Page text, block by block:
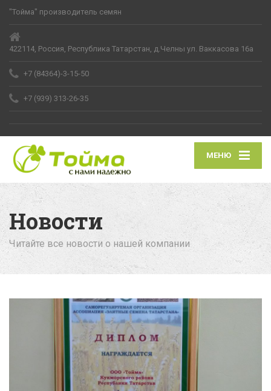
"Тойма" производитель семян
422114, Россия, Республика Татарстан, д.Челны ул. Ваккасова 16а
+7 (84364)-3-15-50
+7 (939) 313-26-35
МЕНЮ
Новости
Читайте все новости о нашей компании